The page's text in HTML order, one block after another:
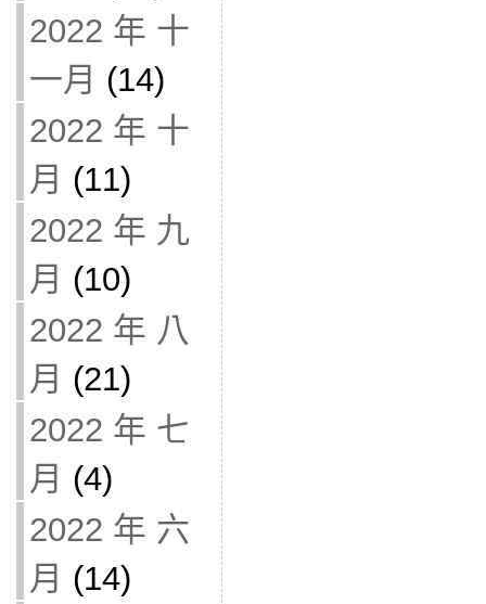
2022 年 十
一月 (14)
2022 年 十
月 (11)
2022 年 九
月 (10)
2022 年 八
月 (21)
2022 年 七
月 (4)
2022 年 六
月 (14)